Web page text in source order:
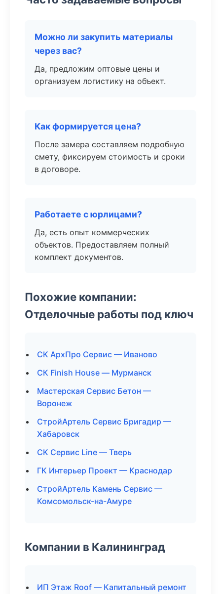
Можно ли закупить материалы
через вас?
Да, предложим оптовые цены и
организуем логистику на объект.
Как формируется цена?
После замера составляем подробную
смету, фиксируем стоимость и сроки
в договоре.
Работаете с юрлицами?
Да, есть опыт коммерческих
объектов. Предоставляем полный
комплект документов.
Похожие компании:
Отделочные работы под ключ
СК АрхПро Сервис — Иваново
СК Finish House — Мурманск
Мастерская Сервис Бетон —
Воронеж
СтройАртель Сервис Бригадир —
Хабаровск
СК Сервис Line — Тверь
ГК Интерьер Проект — Краснодар
СтройАртель Камень Сервис —
Комсомольск-на-Амуре
Компании в Калининград
ИП Этаж Roof — Капитальный ремонт